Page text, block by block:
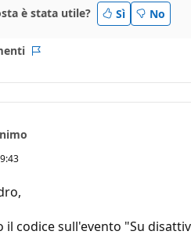
è stata utile? Sì No
il codice sull'evento "Su